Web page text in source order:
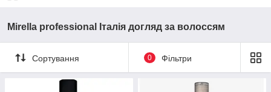
Mirella professional Італія догляд за волоссям
Сортування 0 Фільтри